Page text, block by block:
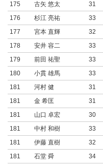
175
古矢 悠太 31
176
杉江 亮祐 33
177
宮本 直輝 32
178
安井 容二 33
179
前田 祐聖 33
180
小貫 雄馬 33
181
河村 健 31
181
金 希匡 31
181
山口 卓宏 30
181
中村 和樹 33
181
伊藤 直樹 32
181
石堂 舜 34